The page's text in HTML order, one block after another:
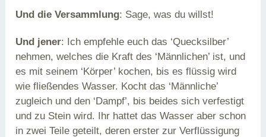
Und die Versammlung: Sage, was du willst!
Und jener: Ich empfehle euch das ‘Quecksilber’
nehmen, welches die Kraft des ‘Männlichen’ ist, und
es mit seinem ‘Körper’ kochen, bis es flüssig wird
wie fließendes Wasser. Kocht das ‘Männliche’
zugleich und den ‘Dampf’, bis beides sich verfestigt
und zu Stein wird. Ihr hattet das Wasser aber schon
in zwei Teile geteilt, deren erster zur Verflüssigung